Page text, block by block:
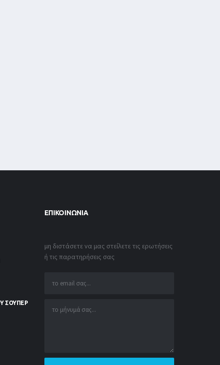
ΣΟΥΠΕΡ
ΕΠΙΚΟΙΝΩΝΊΑ
μη διστάσετε να μας στείλετε τις ερωτήσεις
ή τις παρατηρήσεις σας